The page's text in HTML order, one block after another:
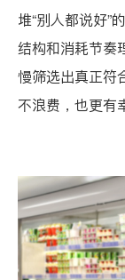
堆“别人都说好”
结构和消耗节奏
慢筛选出真正符
不浪费，也更有